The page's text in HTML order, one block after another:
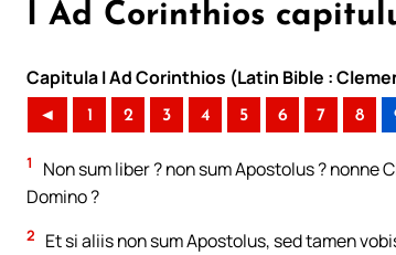
I Ad Corinthios
Capitula I Ad Corinthios (Latin Bible :
◄ 1 2 3 4 5 6 7 8
1
Non sum liber ? non sum Apostolus ? nonne
Domino ?
2 Et si aliis non sum Apostolus, sed tamen